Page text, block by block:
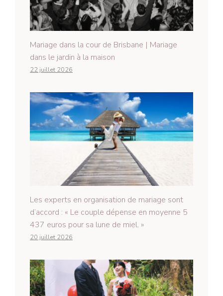
Mariage dans la cour de Brisbane | Mariage
dans le jardin à la maison
22 juillet 2026
Les experts en organisation de mariage sont
d’accord : « Le couple dépense en moyenne 5
437 euros pour sa lune de miel. »
20 juillet 2026